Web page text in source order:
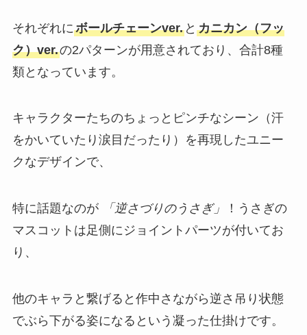
それぞれにボールチェーンver.と カニカン（フッ
ク）ver.の2パターンが用意されており、合計8種
類となっています​。
キャラクターたちのちょっとピンチなシーン（汗
をかいていたり涙目だったり）を再現したユニー
クなデザインで、
特に話題なのが 「逆さづりのうさぎ」
！うさぎの
マスコットは足側にジョイントパーツが付いてお
り、
他のキャラと繋げると作中さながら逆さ吊り状態
でぶら下がる姿になるという凝った仕掛けです​。